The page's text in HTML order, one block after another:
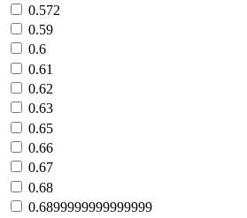
0.572
0.59
0.6
0.61
0.62
0.63
0.65
0.66
0.67
0.68
0.6899999999999999